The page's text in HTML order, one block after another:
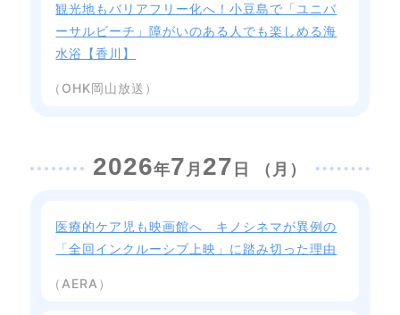
観光地もバリアフリー化へ！小豆島で「ユニバ
ーサルビーチ」障がいのある人でも楽しめる海
水浴【香川】
（OHK岡山放送）
2026年7 月 27 日 （月）
医療的ケア児も映画館へ キノシネマが異例の
「全回インクルーシブ上映」に踏み切った理由
（AERA）